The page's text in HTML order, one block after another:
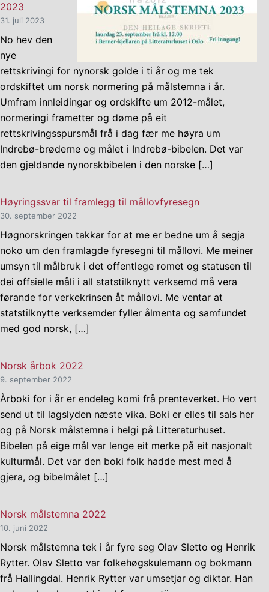
2023
31. juli 2023
No hev den
nye
rettskrivingi for nynorsk golde i ti år og me tek
ordskiftet um norsk normering på målstemna i år.
Umfram innleidingar og ordskifte um 2012-målet,
normeringi frametter og døme på eit
rettskrivingsspursmål frå i dag fær me høyra um
Indrebø-brøderne og målet i Indrebø-bibelen. Det var
den gjeldande nynorskbibelen i den norske […]
Høyringssvar til framlegg til mållovfyresegn
30. september 2022
Høgnorskringen takkar for at me er bedne um å segja
noko um den framlagde fyresegni til mållovi. Me meiner
umsyn til målbruk i det offentlege romet og statusen til
dei offsielle måli i all statstilknytt verksemd må vera
førande for verkekrinsen åt mållovi. Me ventar at
statstilknytte verksemder fyller ålmenta og samfundet
med god norsk, […]
Norsk årbok 2022
9. september 2022
Årboki for i år er endeleg komi frå prenteverket. Ho vert
send ut til lagslyden næste vika. Boki er elles til sals her
og på Norsk målstemna i helgi på Litteraturhuset.
Bibelen på eige mål var lenge eit merke på eit nasjonalt
kulturmål. Det var den boki folk hadde mest med å
gjera, og bibelmålet […]
Norsk målstemna 2022
10. juni 2022
Norsk målstemna tek i år fyre seg Olav Sletto og Henrik
Rytter. Olav Sletto var folkehøgskulemann og bokmann
frå Hallingdal. Henrik Rytter var umsetjar og diktar. Han